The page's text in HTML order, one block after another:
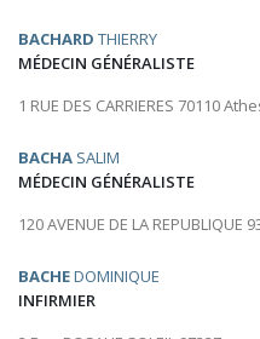
BACHARD THIERRY
MÉDECIN GÉNÉRALISTE
1 RUE DES CARRIERES 70110
BACHA SALIM
MÉDECIN GÉNÉRALISTE
120 AVENUE DE LA
BACHEDOMINIQUE
INFIRMIER